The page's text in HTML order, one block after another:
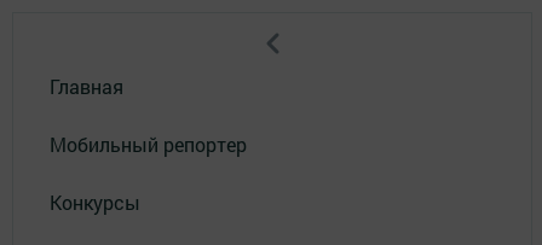
Главная
Мобильный репортер
Конкурсы